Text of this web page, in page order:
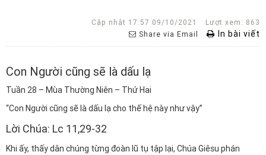
Cập nhật 17:57 09/10/2021
Lượt xem: 863
Share via Email
In bài viết
Con Người cũng sẽ là dấu lạ
Tuần 28 – Mùa Thường Niên – Thứ Hai
“Con Người cũng sẽ là dấu lạ cho thế hệ này như vậy”
Lời Chúa: Lc 11,29-32
Khi ấy, thấy dân chúng từng đoàn lũ tụ tập lại, Chúa Giêsu phán